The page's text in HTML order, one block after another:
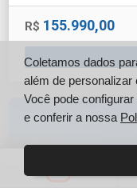
R$ 155.990,00
Coletamos dados
além de personalizar
Você pode
e conferir a nossa